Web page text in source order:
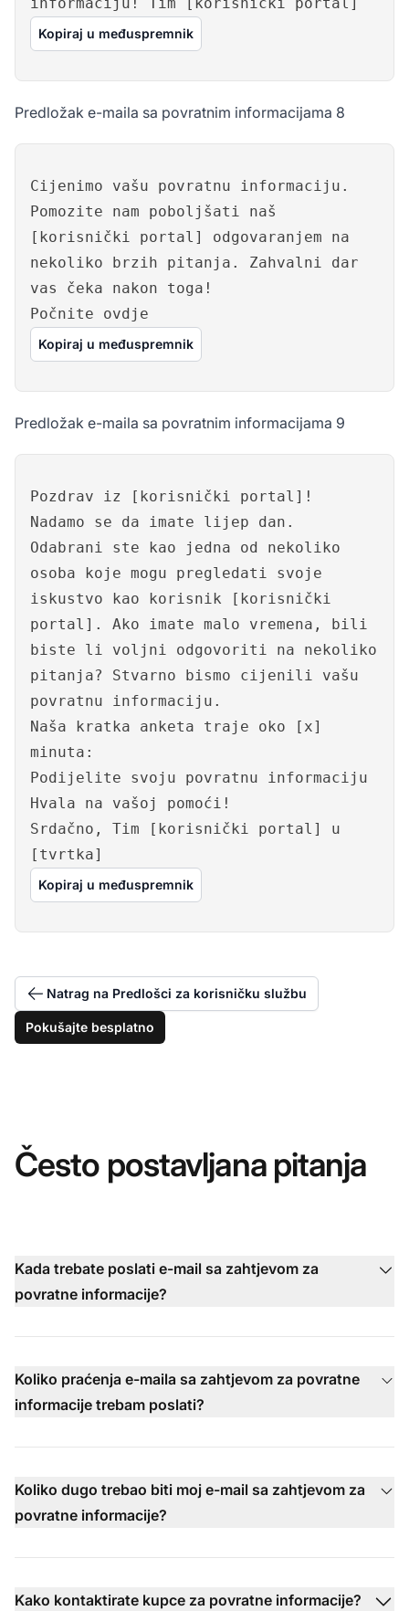
informaciju! Tim [korisnički portal]
Kopiraj u međuspremnik
Predložak e-maila sa povratnim informacijama 8
Cijenimo vašu povratnu informaciju.
Pomozite nam poboljšati naš
[korisnički portal] odgovaranjem na
nekoliko brzih pitanja. Zahvalni dar
vas čeka nakon toga!
Počnite ovdje
Kopiraj u međuspremnik
Predložak e-maila sa povratnim informacijama 9
Pozdrav iz [korisnički portal]!
Nadamo se da imate lijep dan.
Odabrani ste kao jedna od nekoliko
osoba koje mogu pregledati svoje
iskustvo kao korisnik [korisnički
portal]. Ako imate malo vremena, bili
biste li voljni odgovoriti na nekoliko
pitanja? Stvarno bismo cijenili vašu
povratnu informaciju.
Naša kratka anketa traje oko [x]
minuta:
Podijelite svoju povratnu informaciju
Hvala na vašoj pomoći!
Srdačno, Tim [korisnički portal] u
[tvrtka]
Kopiraj u međuspremnik
Natrag na Predlošci za korisničku službu
Pokušajte besplatno
Često postavljana pitanja
Kada trebate poslati e-mail sa zahtjevom za
povratne informacije?
Koliko praćenja e-maila sa zahtjevom za povratne
informacije trebam poslati?
Koliko dugo trebao biti moj e-mail sa zahtjevom za
povratne informacije?
Kako kontaktirate kupce za povratne informacije?